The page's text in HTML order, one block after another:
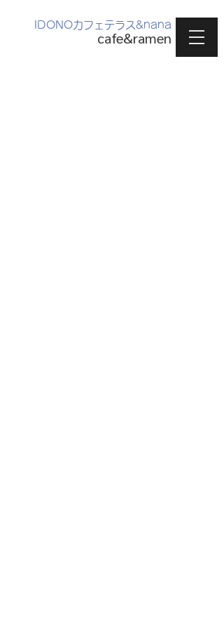
IDONOカフェテラス&nana
cafe&ramen